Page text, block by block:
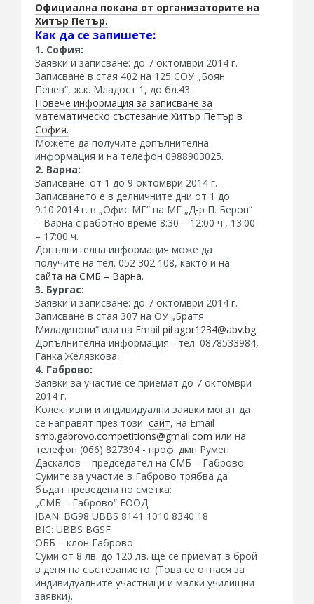
Официална покана от организаторите на
Хитър Петър.
Как да се запишете:
1. София:
Заявки и записване: до 7 октомври 2014 г.
Записване в стая 402 на 125 СОУ „Боян
Пенев“, ж.к. Младост 1, до бл.43.
Повече информация за записване за
математическо състезание Хитър Петър в
София.
Можете да получите допълнителна
информация и на телефон 0988903025.
2. Варна:
Записване: от 1 до 9 октомври 2014 г.
Записването е в делничните дни от 1 до
9.10.2014 г. в „Офис МГ“ на МГ „Д-р П. Берон“
– Варна с работно време 8:30 – 12:00 ч., 13:00
– 17:00 ч.
Допълнителна информация може да
получите на тел. 052 302 108, както и на
сайта на СМБ – Варна.
3. Бургас:
Заявки и записване: до 7 октомври 2014 г.
Записване в стая 307 на ОУ „Братя
Миладинови“ или на Email pitagor1234@abv.bg.
Допълнителна информация - тел. 0878533984,
Ганка Желязкова.
4. Габрово:
Заявки за участие се приемат до 7 октомври
2014 г.
Колективни и индивидуални заявки могат да
се направят през този сайт, на Email
smb.gabrovo.competitions@gmail.com или на
телефон (066) 827394 - проф. дмн Румен
Даскалов – председател на СМБ – Габрово.
Сумите за участие в Габрово трябва да
бъдат преведени по сметка:
„СМБ – Габрово“ ЕООД
IBAN: BG98 UBBS 8141 1010 8340 18
BIC: UBBS BGSF
ОББ – клон Габрово
Суми от 8 лв. до 120 лв. ще се приемат в брой
в деня на състезанието. (Това се отнася за
индивидуалните участници и малки училищни
заявки).